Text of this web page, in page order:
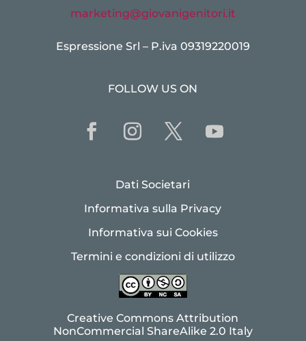
marketing@giovanigenitori.it
Espressione Srl – P.iva 09319220019
FOLLOW US ON
Dati Societari
Informativa sulla Privacy
Informativa sui Cookies
Termini e condizioni di utilizzo
Creative Commons Attribution
NonCommercial ShareAlike 2.0 Italy